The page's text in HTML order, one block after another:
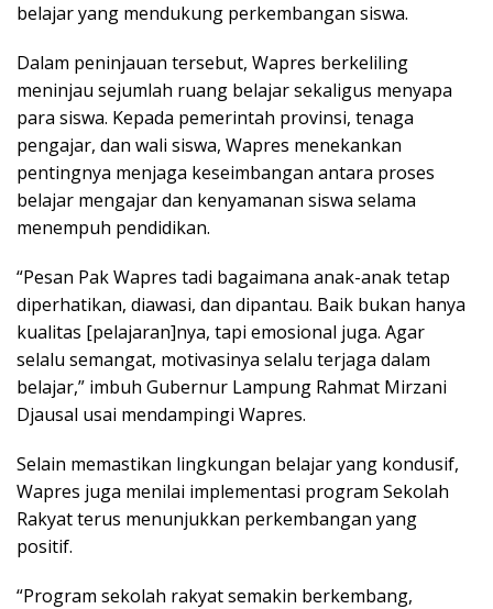
belajar yang mendukung perkembangan siswa.
Dalam peninjauan tersebut, Wapres berkeliling
meninjau sejumlah ruang belajar sekaligus menyapa
para siswa. Kepada pemerintah provinsi, tenaga
pengajar, dan wali siswa, Wapres menekankan
pentingnya menjaga keseimbangan antara proses
belajar mengajar dan kenyamanan siswa selama
menempuh pendidikan.
“Pesan Pak Wapres tadi bagaimana anak-anak tetap
diperhatikan, diawasi, dan dipantau. Baik bukan hanya
kualitas [pelajaran]nya, tapi emosional juga. Agar
selalu semangat, motivasinya selalu terjaga dalam
belajar,” imbuh Gubernur Lampung Rahmat Mirzani
Djausal usai mendampingi Wapres.
Selain memastikan lingkungan belajar yang kondusif,
Wapres juga menilai implementasi program Sekolah
Rakyat terus menunjukkan perkembangan yang
positif.
“Program sekolah rakyat semakin berkembang,